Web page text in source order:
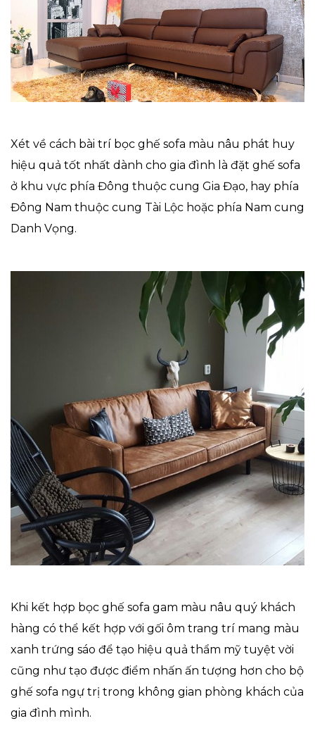
Xét về cách bài trí bọc ghế sofa màu nâu phát huy
hiệu quả tốt nhất dành cho gia đình là đặt ghế sofa
ở khu vực phía Đông thuộc cung Gia Đạo, hay phía
Đông Nam thuộc cung Tài Lộc hoặc phía Nam cung
Danh Vọng.
Khi kết hợp bọc ghế sofa gam màu nâu quý khách
hàng có thể kết hợp với gối ôm trang trí mang màu
xanh trứng sáo để tạo hiệu quả thẩm mỹ tuyệt vời
cũng như tạo được điểm nhấn ấn tượng hơn cho bộ
ghế sofa ngự trị trong không gian phòng khách của
gia đình mình.